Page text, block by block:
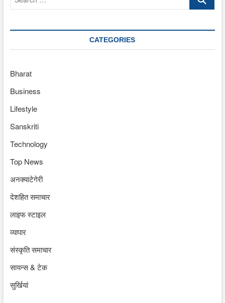
CATEGORIES
Bharat
Business
Lifestyle
Sanskriti
Technology
Top News
अनक्याटेगेरी
देशहित समाचार
लाइफ स्टाइल
व्यापार
संस्कृति समाचार
सायन्स & टेक
सुर्खियां